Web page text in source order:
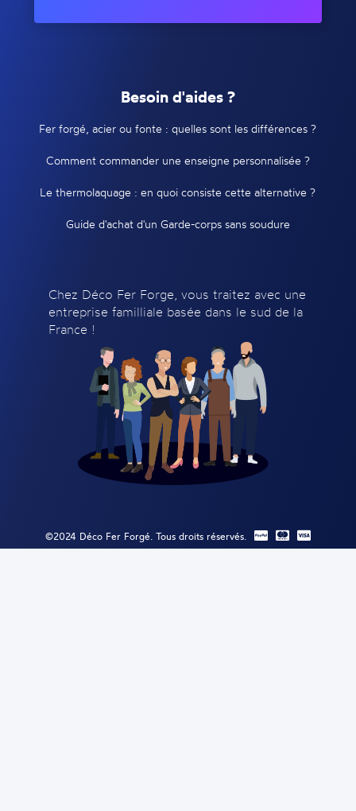
Besoin d'aides ?
Fer forgé, acier ou fonte : quelles sont les différences ?
Comment commander une enseigne personnalisée ?
Le thermolaquage : en quoi consiste cette alternative ?
Guide d'achat d'un Garde-corps sans soudure
Chez Déco Fer Forge, vous traitez avec une
entreprise familliale basée dans le sud de la
France !
©2024 Déco Fer Forgé. Tous droits réservés.